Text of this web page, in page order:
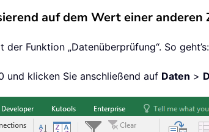
auf dem Wert einer anderen
Funktion „Datenüberprüfung“. So geht’s:
und klicken Sie anschließend auf Daten >